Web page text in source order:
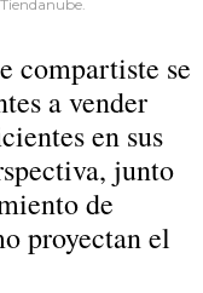
compartiste se
a vender
en sus
junto
de
proyectan el